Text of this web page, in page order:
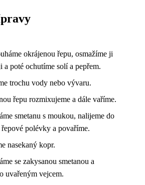
okrájenou řepu, osmažíme ji
a poté ochutíme solí a pepřem.
trochu vody nebo vývaru.
řepu rozmixujeme a dále vaříme.
smetanu s moukou, nalijeme do
polévky a povaříme.
nasekaný kopr.
se zakysanou smetanou a
uvařeným vejcem.